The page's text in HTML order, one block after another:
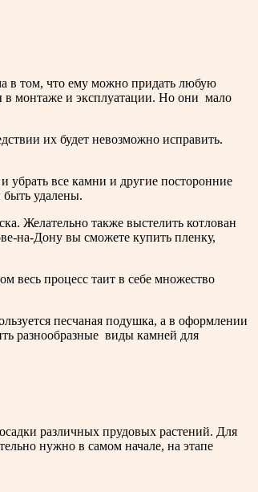
в том, что ему можно придать любую
в монтаже и эксплуатации. Но они мало
их будет невозможно исправить.
убрать все камни и другие посторонние
удалены.
Желательно также выстелить котлован
на-Дону вы сможете купить пленку,
весь процесс таит в себе множество
песчаная подушка, а в оформлении
разнообразные виды камней для
различных прудовых растений. Для
нужно в самом начале, на этапе